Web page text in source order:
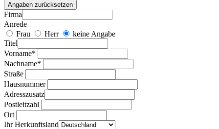
Angaben zurücksetzen
Firma
Anrede
Frau
Herr
keine Angabe
Titel
Vorname*
Nachname*
Straße
Hausnummer
Adresszusatz
Postleitzahl
Ort
Ihr Herkunftsland